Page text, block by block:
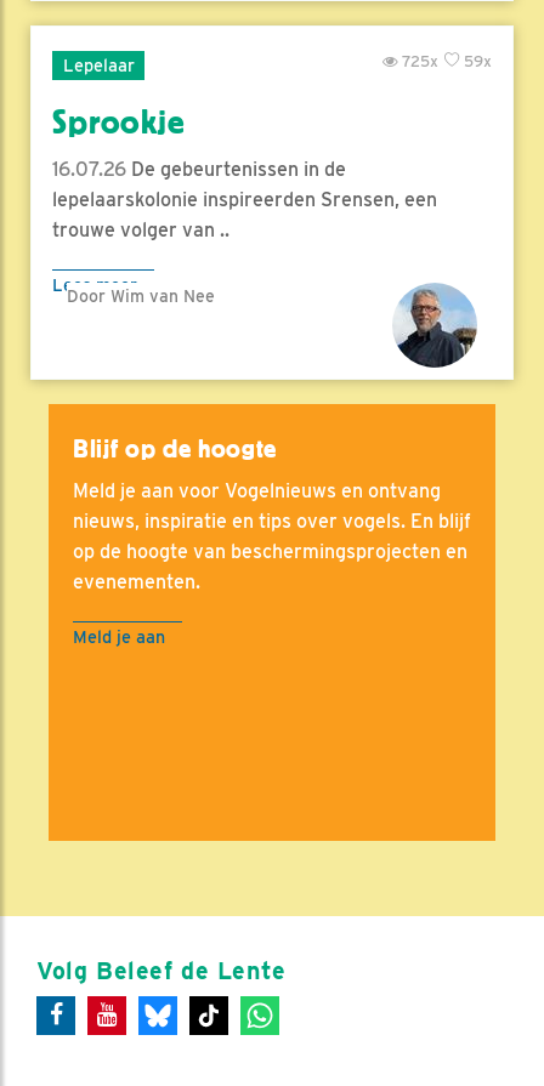
Lepelaar 59x
725x
Sprookje
16.07.26 De gebeurtenissen in de
lepelaarskolonie inspireerden Srensen, een
trouwe volger van ..
Lees meer
Door Wim van Nee
Blijf op de hoogte
Meld je aan voor Vogelnieuws en ontvang
nieuws, inspiratie en tips over vogels. En blijf
op de hoogte van beschermingsprojecten en
evenementen.
Meld je aan
Volg Beleef de Lente